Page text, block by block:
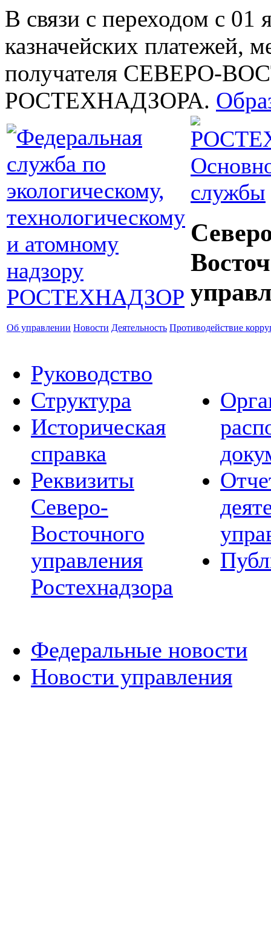
В связи с переходом с 01
казначейских платежей,
получателя СЕВЕРО-
РОСТЕХНАДЗОРА.
службы
Об управлении Новости Деятельность Противодействие
Руководство
Структура
Историческая
справка
Реквизиты
Северо-
Восточного
управления
Ростехнадзора
Федеральные новости
Новости управления